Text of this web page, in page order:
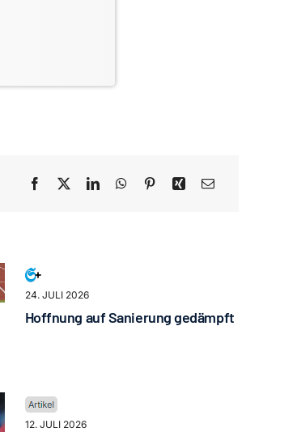
24. JULI 2026
Hoffnung auf Sanierung gedämpft
12. JULI 2026